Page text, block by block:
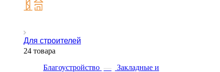
Для строителей
24 товара
Благоустройство —
Закладные и